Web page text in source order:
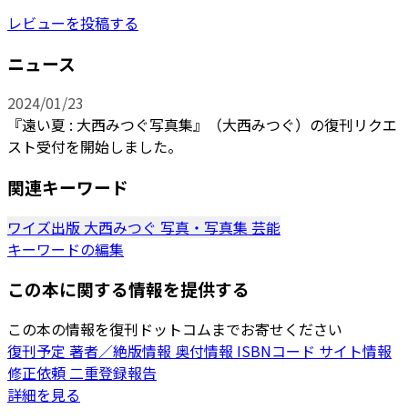
レビューを投稿する
ニュース
2024/01/23
『遠い夏 : 大西みつぐ写真集』（大西みつぐ）の復刊リクエ
スト受付を開始しました。
関連キーワード
ワイズ出版 大西みつぐ 写真・写真集 芸能
キーワードの編集
この本に関する情報を提供する
この本の情報を復刊ドットコムまでお寄せください
復刊予定 著者／絶版情報 奥付情報 ISBNコード サイト情報
修正依頼二重登録報告
詳細を見る